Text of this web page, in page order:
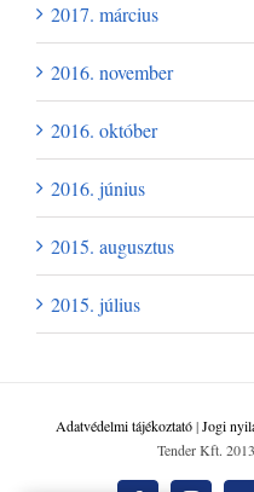
2017. március
2016. november
2016. október
2016. június
2015. augusztus
2015. július
Adatvédelmi tájékoztató|Jogi
Tender Kft.